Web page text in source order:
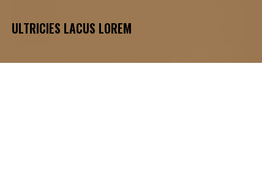
ULTRICIES LACUS LOREM